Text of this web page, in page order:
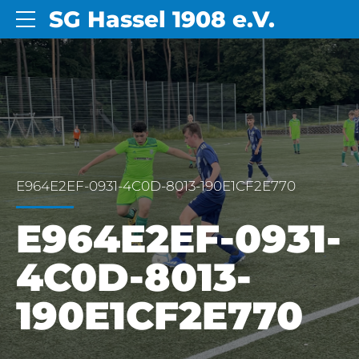
SG Hassel 1908 e.V.
E964E2EF-0931-4C0D-8013-190E1CF2E770
E964E2EF-0931-
4C0D-8013-
190E1CF2E770